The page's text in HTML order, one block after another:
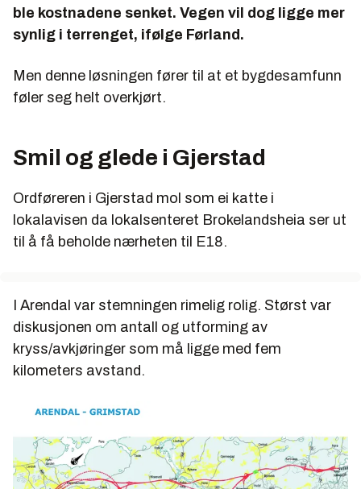
ble kostnadene senket. Vegen vil dog ligge mer
synlig i terrenget, ifølge Førland.
Men denne løsningen fører til at et bygdesamfunn
føler seg helt overkjørt.
Smil og glede i Gjerstad
Ordføreren i Gjerstad mol som ei katte i
lokalavisen da lokalsenteret Brokelandsheia ser ut
til å få beholde nærheten til E18.
I Arendal var stemningen rimelig rolig. Størst var
diskusjonen om antall og utforming av
kryss/avkjøringer som må ligge med fem
kilometers avstand.